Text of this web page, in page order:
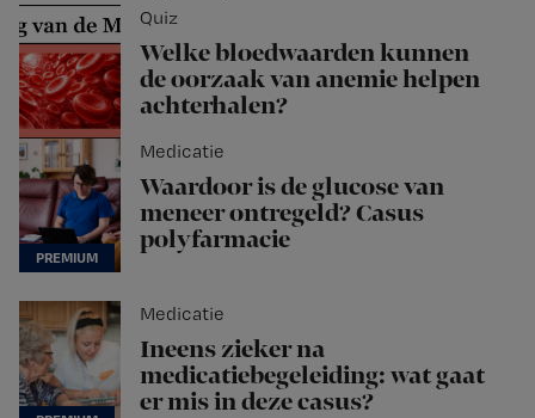
Quiz
Welke bloedwaarden kunnen
de oorzaak van anemie helpen
achterhalen?
Medicatie
Waardoor is de glucose van
meneer ontregeld? Casus
polyfarmacie
Medicatie
Ineens zieker na
medicatiebegeleiding: wat gaat
er mis in deze casus?